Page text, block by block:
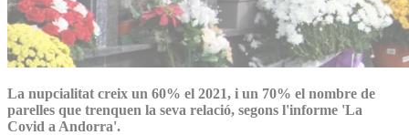
La nupcialitat creix un 60% el 2021, i un 70% el nombre de
parelles que trenquen la seva relació, segons l'informe 'La
Covid a Andorra'.